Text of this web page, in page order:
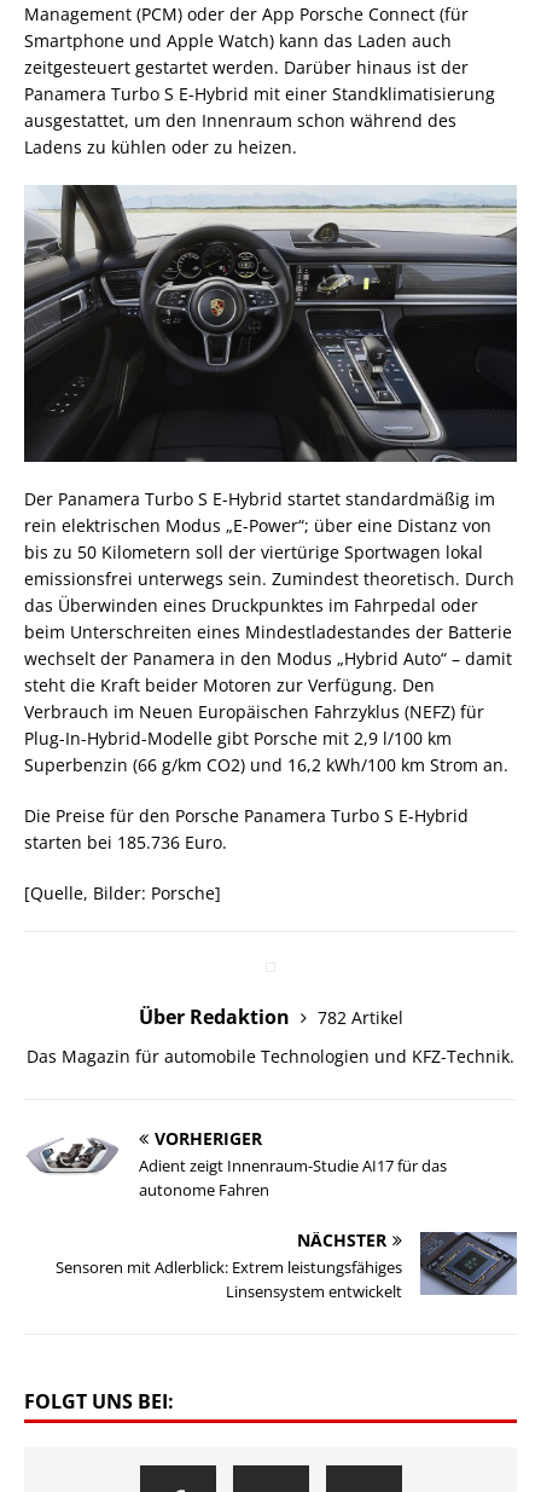
Management (PCM) oder der App Porsche Connect (für
Smartphone und Apple Watch) kann das Laden auch
zeitgesteuert gestartet werden. Darüber hinaus ist der
Panamera Turbo S E-Hybrid mit einer Standklimatisierung
ausgestattet, um den Innenraum schon während des
Ladens zu kühlen oder zu heizen.
Der Panamera Turbo S E-Hybrid startet standardmäßig im
rein elektrischen Modus „E-Power“; über eine Distanz von
bis zu 50 Kilometern soll der viertürige Sportwagen lokal
emissionsfrei unterwegs sein. Zumindest theoretisch. Durch
das Überwinden eines Druckpunktes im Fahrpedal oder
beim Unterschreiten eines Mindestladestandes der Batterie
wechselt der Panamera in den Modus „Hybrid Auto“ – damit
steht die Kraft beider Motoren zur Verfügung. Den
Verbrauch im Neuen Europäischen Fahrzyklus (NEFZ) für
Plug-In-Hybrid-Modelle gibt Porsche mit 2,9 l/100 km
Superbenzin (66 g/km CO2) und 16,2 kWh/100 km Strom an.
Die Preise für den Porsche Panamera Turbo S E-Hybrid
starten bei 185.736 Euro.
[Quelle, Bilder: Porsche]
Über Redaktion
782 Artikel
Das Magazin für automobile Technologien und KFZ-Technik.
VORHERIGER
Adient zeigt Innenraum-Studie AI17 für das
autonome Fahren
NÄCHSTER
Sensoren mit Adlerblick: Extrem leistungsfähiges
Linsensystem entwickelt
FOLGT UNS BEI: